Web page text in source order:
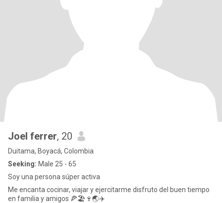
Joel ferrer, 20
Duitama, Boyacá, Colombia
Seeking: Male 25 - 65
Soy una persona súper activa
Me encanta cocinar, viajar y ejercitarme disfruto del buen tiempo
en familia y amigos 🍕🏖️🍷🌏✈️